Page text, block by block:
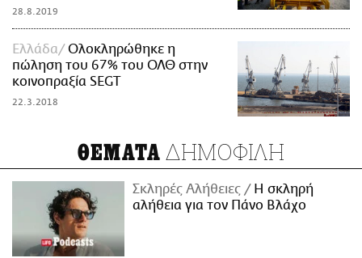
28.8.2019
Ελλάδα
Ολοκληρώθηκε η
πώληση του 67% του ΟΛΘ στην
κοινοπραξία SEGT
22.3.2018
ΘΕΜΑΤΑ ΔΗΜΟΦΙΛΗ
Σκληρές Αλήθειες
H σκληρή
αλήθεια για τον Πάνο Βλάχο